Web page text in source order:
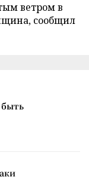
ветром в
сообщил